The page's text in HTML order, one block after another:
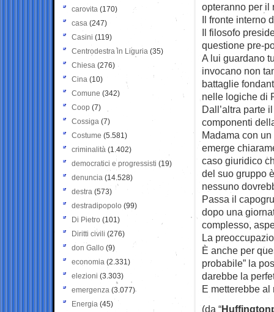
opteranno per il
Il fronte interno
Il filosofo
questione pre-
A lui guardano
invocano non
battaglie
nelle logiche di
Dall’altra parte
componenti
Madama con
emerge
caso giuridico
del suo gruppo
nessuno
Passa il
dopo una
complesso,
La
È anche per
probabile” la
darebbe la
E metterebbe
(da “
carovita (170)
casa (247)
Casini (119)
Centrodestra in Liguria (35)
Chiesa (276)
Cina (10)
Comune (342)
Coop (7)
Cossiga (7)
Costume (5.581)
criminalità (1.402)
democratici e progressisti (19)
denuncia (14.528)
destra (573)
destradipopolo (99)
Di Pietro (101)
Diritti civili (276)
don Gallo (9)
economia (2.331)
elezioni (3.303)
emergenza (3.077)
Energia (45)